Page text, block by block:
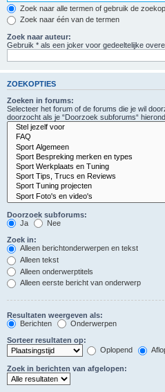
Zoek naar alle termen of gebruik de
Zoek naar één van de termen
Zoek naar auteur:
Gebruik * als een joker voor gedeeltelijke
ZOEKOPTIES
Zoeken in forums:
Selecteer het forum of de forums die je wil
doorzocht als je “Doorzoek subforums“
Doorzoek subforums:
Ja
Nee
Zoek in:
Alleen berichtonderwerpen en tekst
Alleen tekst
Alleen onderwerptitels
Alleen eerste bericht van onderwerp
Resultaten weergeven als:
Berichten
Onderwerpen
Sorteer resultaten op:
Oplopend
Zoek in berichten van afgelopen: